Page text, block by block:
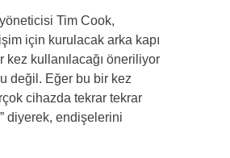
Tim Cook,
için kurulacak arka kapı
kez kullanılacağı öneriliyor
değil. Eğer bu bir kez
cihazda tekrar tekrar
diyerek, endişelerini